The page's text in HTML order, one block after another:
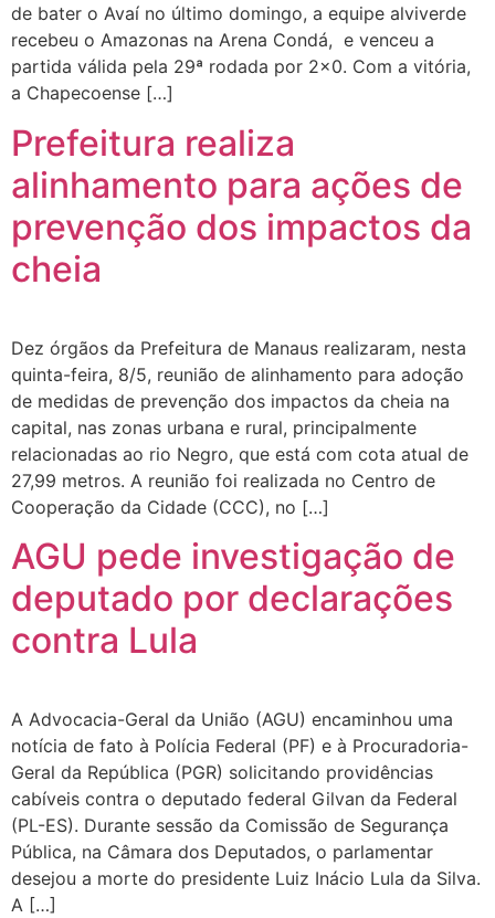
de bater o Avaí no último domingo, a equipe alviverde
recebeu o Amazonas na Arena Condá, e venceu a
partida válida pela 29ª rodada por 2×0. Com a vitória,
a Chapecoense […]
Prefeitura realiza
alinhamento para ações de
prevenção dos impactos da
cheia
Dez órgãos da Prefeitura de Manaus realizaram, nesta
quinta-feira, 8/5, reunião de alinhamento para adoção
de medidas de prevenção dos impactos da cheia na
capital, nas zonas urbana e rural, principalmente
relacionadas ao rio Negro, que está com cota atual de
27,99 metros. A reunião foi realizada no Centro de
Cooperação da Cidade (CCC), no […]
AGU pede investigação de
deputado por declarações
contra Lula
A Advocacia-Geral da União (AGU) encaminhou uma
notícia de fato à Polícia Federal (PF) e à Procuradoria-
Geral da República (PGR) solicitando providências
cabíveis contra o deputado federal Gilvan da Federal
(PL-ES). Durante sessão da Comissão de Segurança
Pública, na Câmara dos Deputados, o parlamentar
desejou a morte do presidente Luiz Inácio Lula da Silva.
A […]